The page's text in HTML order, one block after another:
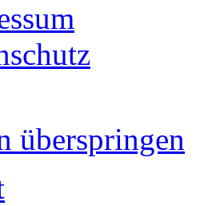
überspringen